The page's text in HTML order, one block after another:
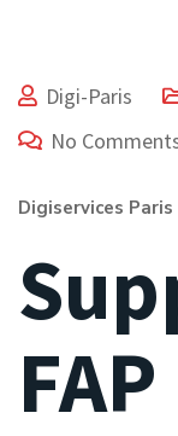
Digi-Paris
No
Digiservices Paris
FAP